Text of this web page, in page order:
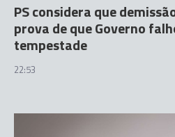
PS considera que
prova de que Governo
tempestade
22:53